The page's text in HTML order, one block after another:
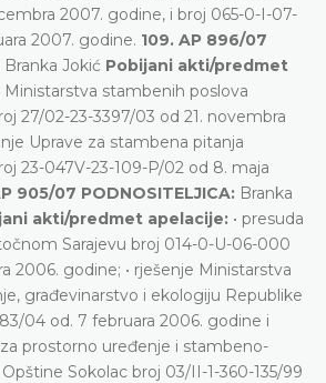
2007. godine, i broj 065-0-I-07-
2007. godine. 109. AP 896/07
Branka Jokić Pobijani akti/predmet
Ministarstva stambenih poslova
27/02-23-3397/03 od 21. novembra
Uprave za stambena pitanja
23-047V-23-109-P/02 od 8. maja
905/07 PODNOSITELJICA: Branka
akti/predmet apelacije: • presuda
Sarajevu broj 014-0-U-06-000
2006. godine; • rješenje Ministarstva
građevinarstvo i ekologiju Republike
04 od. 7 februara 2006. godine i
prostorno uređenje i stambeno-
Sokolac broj 03/II-1-360-135/99